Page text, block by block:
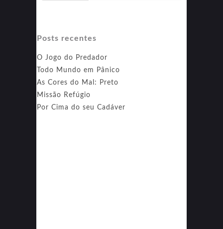
Posts recentes
O Jogo do Predador
Todo Mundo em Pânico
As Cores do Mal: Preto
Missão Refúgio
Por Cima do seu Cadáver